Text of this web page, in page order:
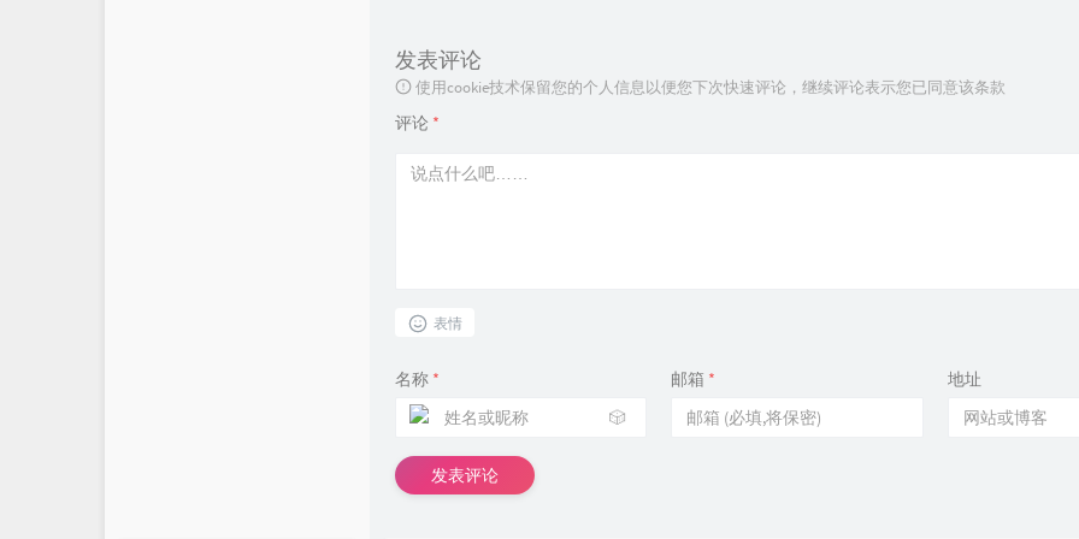
发表评论
使用cookie技术保留您的个人信息以便您下次快速评论，继续评论表示您已同意该条款
评论 *
表情
名称 *
🎲
邮箱 * 地址
发表评论